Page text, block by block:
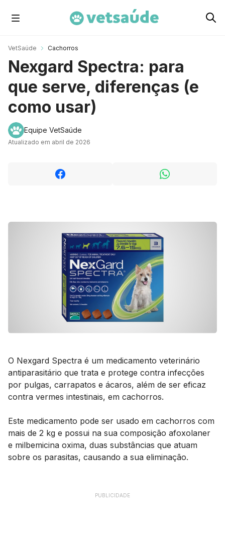
Gatos
Roedores
Aves
VetSaúde Cachorros
Nexgard Spectra: para
que serve, diferenças (e
como usar)
Equipe VetSaúde
Atualizado em abril de 2026
O Nexgard Spectra é um medicamento veterinário
antiparasitário que trata e protege contra infecções
por pulgas, carrapatos e ácaros, além de ser eficaz
contra vermes intestinais, em cachorros.
Este medicamento pode ser usado em cachorros com
mais de 2 kg e possui na sua composição afoxolaner
e milbemicina oxima, duas substâncias que atuam
sobre os parasitas, causando a sua eliminação.
PUBLICIDADE